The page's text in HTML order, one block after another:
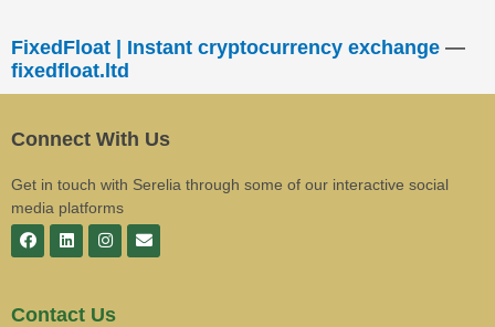
FixedFloat | Instant cryptocurrency exchange —
fixedfloat.ltd
Connect With Us
Get in touch with Serelia through some of our interactive social
media platforms
Contact Us